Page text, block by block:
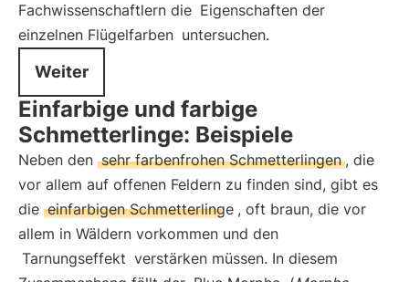
Fachwissenschaftlern die Eigenschaften der
einzelnen Flügelfarben untersuchen.
Weiter
Einfarbige und farbige
Schmetterlinge: Beispiele
Neben den sehr farbenfrohen Schmetterlingen , die
vor allem auf offenen Feldern zu finden sind, gibt es
die einfarbigen Schmetterlinge , oft braun, die vor
allem in Wäldern vorkommen und den
Tarnungseffekt verstärken müssen. In diesem